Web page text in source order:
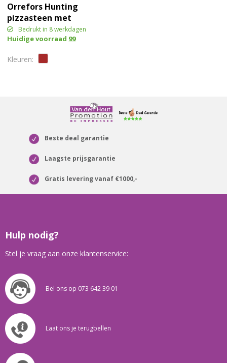
Orrefors Hunting
pizzasteen met
pizzaschep
Bedrukt in 8 werkdagen
Huidige voorraad 99
Beste deal garantie
Laagste prijsgarantie
Gratis levering vanaf €1000,-
Hulp nodig?
Stel je vraag aan onze klantenservice:
Bel ons op 073 642 39 01
Laat ons je terugbellen